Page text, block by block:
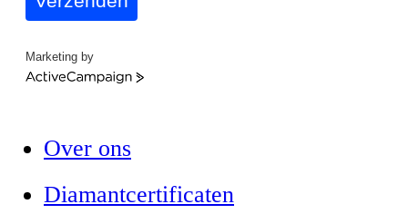
Marketing by
ActiveCampaign
Over ons
Diamantcertificaten